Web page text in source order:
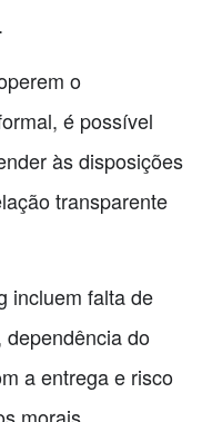
o
é possível
às disposições
transparente
incluem falta de
do
a entrega e risco
morais.